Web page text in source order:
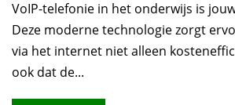
VoIP-telefonie in het onderwijs is
Deze moderne technologie zorgt
via het internet niet alleen
ook dat de...